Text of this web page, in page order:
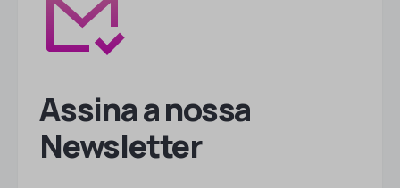
Assina a nossa
Newsletter